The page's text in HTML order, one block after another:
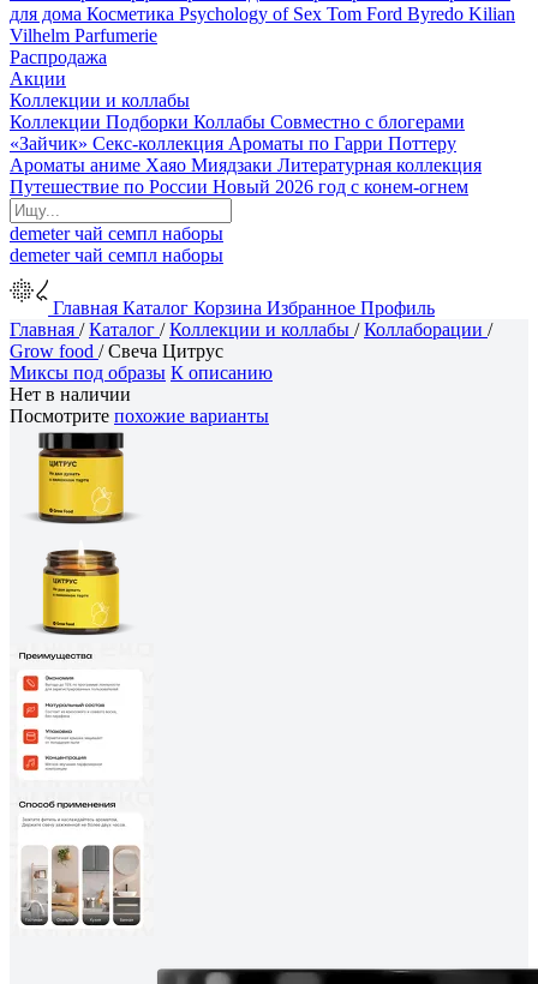
для дома Косметика Psychology of Sex Tom Ford Byredo Kilian
Vilhelm Parfumerie
Распродажа
Акции
Коллекции и коллабы
Коллекции Подборки Коллабы Совместно с блогерами
«Зайчик» Секс-коллекция Ароматы по Гарри Поттеру
Ароматы аниме Хаяо Миядзаки Литературная коллекция
Путешествие по России Новый 2026 год с конем-огнем
demeterчай семпл наборы
demeterчай семпл наборы
Главная Каталог Корзина Избранное Профиль
Главная /Каталог /Коллекции и коллабы /Коллаборации /
Grow food /Свеча Цитрус
Миксы под образы К описанию
Нет в наличии
Посмотрите похожие варианты